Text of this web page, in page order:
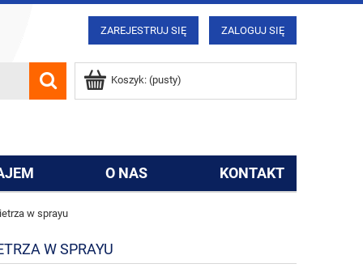
ZAREJESTRUJ SIĘ ZALOGUJ SIĘ
Koszyk: (pusty)
O NAS KONTAKT
w sprayu
W SPRAYU